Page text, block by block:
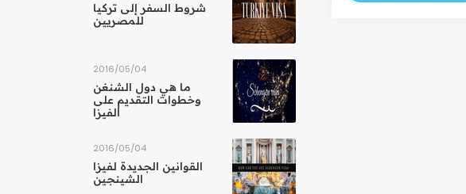
شروط السفر إلى تركيا
للمصريين
04‏/05‏/2016
ما هي دول الشنغن
وخطوات التقديم على
الفيزا
04‏/05‏/2016
القوانين الجديدة لفيزا
الشينجين